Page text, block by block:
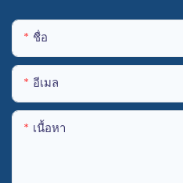
ชื่อ
อีเมล
เนื้อหา